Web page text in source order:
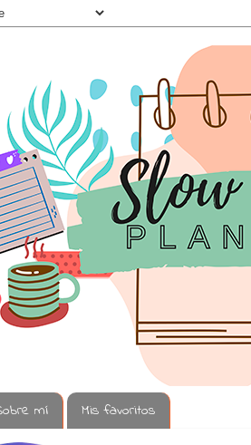
mí Mis favoritos